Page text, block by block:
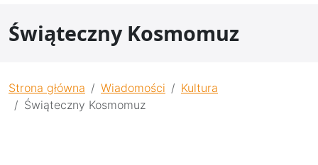
Świąteczny Kosmomuz
Strona główna Wiadomości
Kultura
Świąteczny Kosmomuz